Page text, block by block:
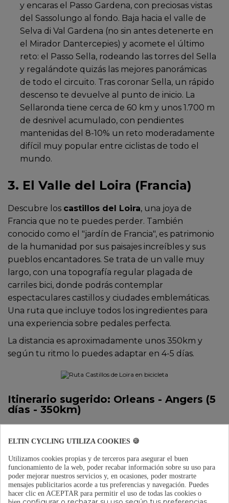
y encaras el Passo Gardena, con preciosas vistas
del Sassolungo al fondo. Baja hacia el valle de
Selva di Val Gardena (no sin antes detenerte en
el Mirador Dantercepies) y acomete el último
reto: el Passo Sella, rodeando las torres del Sella
y regalándote quizás las mejores panorámicas
de todo el circuito. Tras coronar Sella, un rápido
descenso te devuelve al punto de inicio. La
Sellaronda tiene cerca de 60 km y unos 1.700 m
de desnivel acumulado, con pendientes
mantenidas del 8-10% un reto moderadamente
difícil muy popular entre ciclistas de todo el
mundo.
3. El Valle del Loira (Francia)
Descubre los castillos del Loira, una joya de
Francia que no te puedes perder. También
conocido como el "jardín de Francia", es patrimonio
de la humanidad por sus paisajes increíbles y sus
pueblos encantadores. Se trata de un valle muy
largo, con una topografía regular plagada de
carriles bici, donde podrás contemplar
espectaculares castillos y ciudades emblemáticas.
Una ruta que incluye todos los ingredientes para
una experiencia sobre pedales perfecta.
La distancia es aproximadamente unos 350km y
según tu ritmo lo puedes adaptar en 4-5 días.
Itinerario sugerido: Orleans - Angers (5
días - 350km)
famosa por su catedral y por ser la ciudad de
"Juana de Arco". Siguiendo el río Loira, te
adentrarás en paisajes fluviales y pequeños
pueblos hasta llegar aBlois, una ciudad con un
ELTIN CYCLING UTILIZA COOKIES 🍪
Utilizamos cookies propias y de terceros para asegurar el buen
funcionamiento de la web, poder recabar información sobre su uso para
poder mejorar nuestros servicios y, en ocasiones, poder mostrarte
mensajes publicitarios acorde a tus preferencias y navegación. Puedes
hacer clic en ACEPTAR para permitir el uso de todas las cookies o